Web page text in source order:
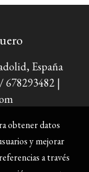
España
678293482 |
obtener datos
y mejorar
a través